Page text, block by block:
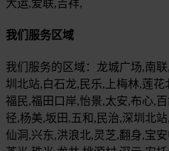
大运,爱联,吉祥,
我们服务区域
我们服务的区域：龙城广场,南
圳北站,白石龙,民乐,上梅林,莲
福民,福田口岸,怡景,太安,布心,
径,杨美,坂田,五和,民治,深圳北
仙洞,兴东,洪浪北,灵芝,翻身,宝